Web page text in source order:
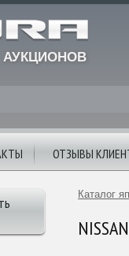
ОТЗЫВЫ
Каталог